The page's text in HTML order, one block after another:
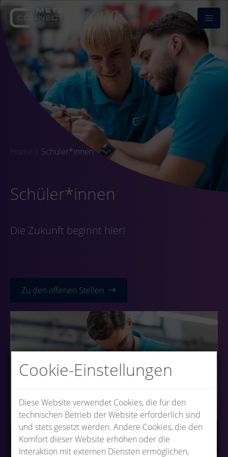
Home Schüler*innen
Schüler*innen
Die Zukunft beginnt hier!
Zu den offenen Stellen
Cookie-Einstellungen
Diese Website verwendet Cookies, die für den
technischen Betrieb der Website erforderlich sind
und stets gesetzt werden. Andere Cookies, die den
Komfort dieser Website erhöhen oder die
Interaktion mit externen Diensten ermöglichen,